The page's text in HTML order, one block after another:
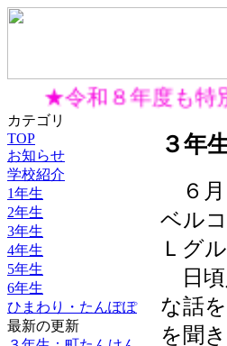
★令和８年度も特
カテゴリ
TOP
お知らせ
学校紹介
1年生
2年生
3年生
4年生
5年生
6年生
ひまわり・たんぽぽ
最新の更新
３年
６月
ベル
Ｌグ
日頃
な話
を聞